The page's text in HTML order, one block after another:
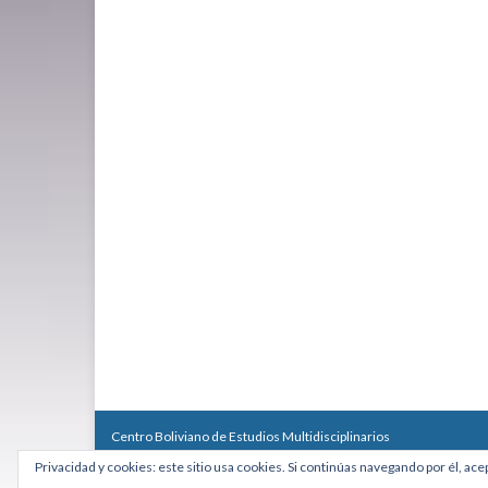
Centro Boliviano de Estudios Multidisciplinarios
Calle Macario Pinilla # 2588 esq. Av. Arce, Edificio Arcadia,
Teléfono: +591 2431818 - Celular: +591 73027636
Privacidad y cookies: este sitio usa cookies. Si continúas navegando por él,